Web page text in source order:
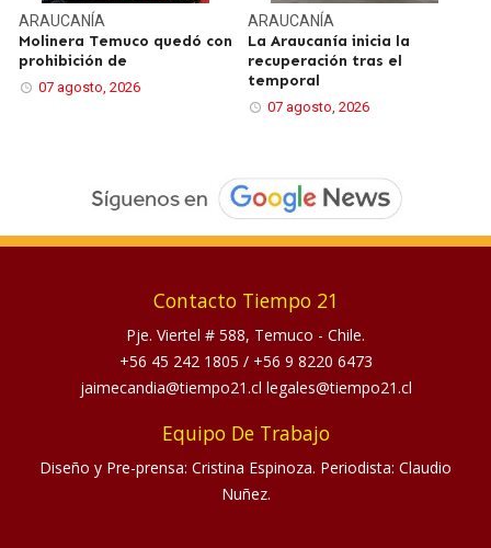
ARAUCANÍA
Molinera Temuco quedó con
prohibición de
07 agosto, 2026
ARAUCANÍA
La Araucanía inicia la
recuperación tras el
temporal
07 agosto, 2026
Contacto Tiempo 21
Pje. Viertel # 588, Temuco - Chile.
+56 45 242 1805 / +56 9 8220 6473
jaimecandia@tiempo21.cl legales@tiempo21.cl
Equipo De Trabajo
Diseño y Pre-prensa: Cristina Espinoza. Periodista: Claudio
Nuñez.